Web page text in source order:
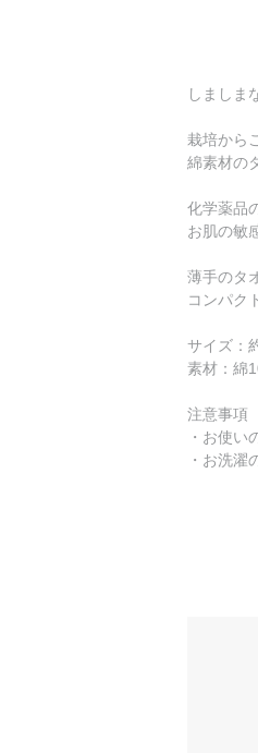
しましま
栽培から
綿素材の
化学薬品
お肌の敏
薄手のタ
コンパク
サイズ：
素材：綿
注意事項
・お使い
・お洗濯